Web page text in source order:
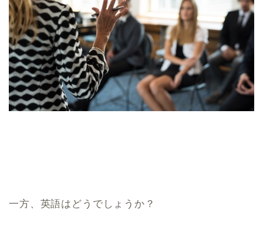
一方、英語はどうでしょうか？